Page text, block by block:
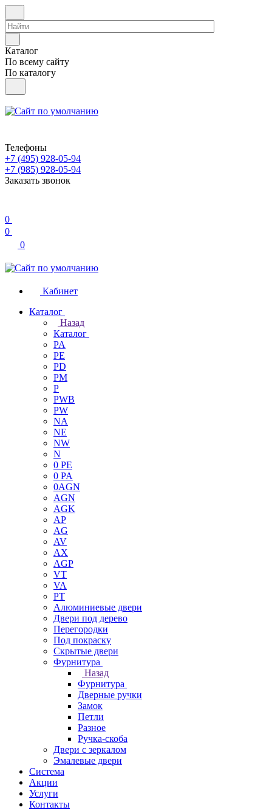
Каталог
По всему сайту
По каталогу
Телефоны
+7 (495) 928-05-94
+7 (985) 928-05-94
Заказать звонок
0
0
0
Кабинет
Каталог
Назад
Каталог
PA
PE
PD
PM
P
PWB
PW
NA
NE
NW
N
0 PE
0 PA
0AGN
AGN
AGK
AP
AG
AV
AX
AGP
VT
VA
PT
Алюминиевые двери
Двери под дерево
Перегородки
Под покраску
Скрытые двери
Фурнитура
Назад
Фурнитура
Дверные ручки
Замок
Петли
Разное
Ручка-скоба
Двери с зеркалом
Эмалевые двери
Система
Акции
Услуги
Контакты